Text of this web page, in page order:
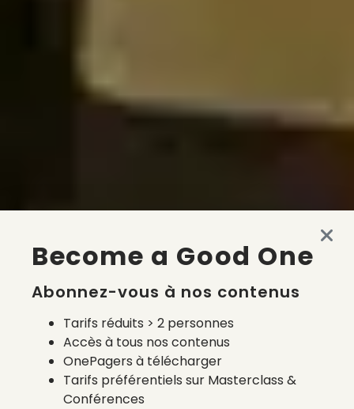
Become a Good One
Abonnez-vous à nos contenus
Tarifs réduits > 2 personnes
Accès à tous nos contenus
OnePagers à télécharger
Tarifs préférentiels sur Masterclass &
Conférences